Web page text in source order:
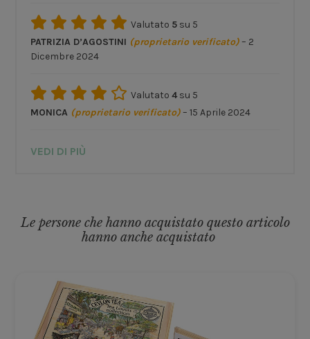
Valutato 5 su 5
PATRIZIA D’AGOSTINI (proprietario verificato) – 2
Dicembre 2024
Valutato4su 5
MONICA (proprietario verificato) – 15 Aprile 2024
VEDI DI PIÙ
Le persone che hanno acquistato questo articolo
hanno anche acquistato